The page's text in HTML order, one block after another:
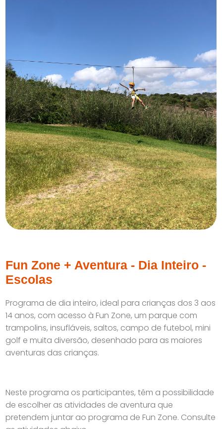
Fun Zone + Aventura - Dia Inteiro -
Escolas
Programa de dia inteiro, ideal para crianças dos 3 aos
14 anos, com acesso à Fun Zone, um parque com
trampolins, insufláveis, saltos, campo de futebol, mini
golf e muita diversão, desenhado para as maiores
aventuras das crianças.
Neste programa os participantes, têm a possibilidade
de escolher as atividades de aventura que
pretendem juntar ao programa de Fun Zone. Consulte